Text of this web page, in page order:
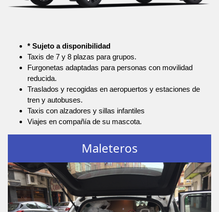
* Sujeto a disponibilidad
Taxis de 7 y 8 plazas para grupos.
Furgonetas adaptadas para personas con movilidad
reducida.
Traslados y recogidas en aeropuertos y estaciones de
tren y autobuses.
Taxis con alzadores y sillas infantiles
Viajes en compañía de su mascota.
Maleteros